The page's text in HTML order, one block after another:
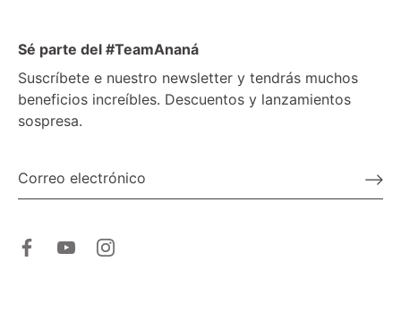
Sé parte del #TeamAnaná
Suscríbete e nuestro newsletter y tendrás muchos
beneficios increíbles. Descuentos y lanzamientos
sospresa.